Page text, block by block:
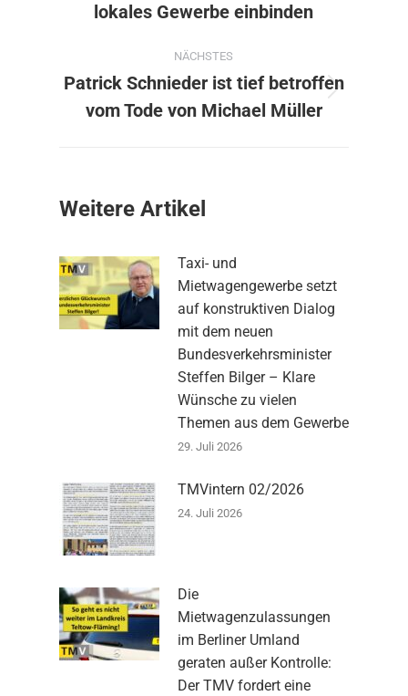
lokales Gewerbe einbinden
NÄCHSTES
Beitrag:
Patrick Schnieder ist tief betroffen
vom Tode von Michael Müller
Weitere Artikel
Taxi- und
Mietwagengewerbe setzt
auf konstruktiven Dialog
mit dem neuen
Bundesverkehrsminister
Steffen Bilger – Klare
Wünsche zu vielen
Themen aus dem Gewerbe
29. Juli 2026
TMVintern 02/2026
24. Juli 2026
Die
Mietwagenzulassungen
im Berliner Umland
geraten außer Kontrolle:
Der TMV fordert eine